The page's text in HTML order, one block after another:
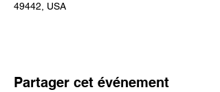
49442, USA
Partager cet événement